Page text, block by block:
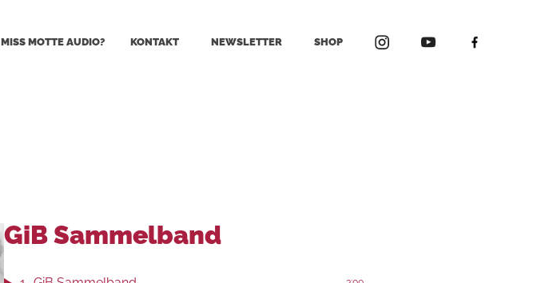
MISS MOTTE AUDIO? KONTAKT NEWSLETTER SHOP
GiB Sammelband